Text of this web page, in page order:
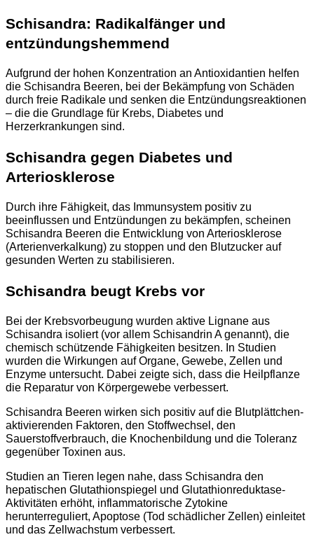
Schisandra: Radikalfänger und
entzündungshemmend
Aufgrund der hohen Konzentration an Antioxidantien helfen
die Schisandra Beeren, bei der Bekämpfung von Schäden
durch freie Radikale und senken die Entzündungsreaktionen
– die die Grundlage für Krebs, Diabetes und
Herzerkrankungen sind.
Schisandra gegen Diabetes und
Arteriosklerose
Durch ihre Fähigkeit, das Immunsystem positiv zu
beeinflussen und Entzündungen zu bekämpfen, scheinen
Schisandra Beeren die Entwicklung von Arteriosklerose
(Arterienverkalkung) zu stoppen und den Blutzucker auf
gesunden Werten zu stabilisieren.
Schisandra beugt Krebs vor
Bei der Krebsvorbeugung wurden aktive Lignane aus
Schisandra isoliert (vor allem Schisandrin A genannt), die
chemisch schützende Fähigkeiten besitzen. In Studien
wurden die Wirkungen auf Organe, Gewebe, Zellen und
Enzyme untersucht. Dabei zeigte sich, dass die Heilpflanze
die Reparatur von Körpergewebe verbessert.
Schisandra Beeren wirken sich positiv auf die Blutplättchen-
aktivierenden Faktoren, den Stoffwechsel, den
Sauerstoffverbrauch, die Knochenbildung und die Toleranz
gegenüber Toxinen aus.
Studien an Tieren legen nahe, dass Schisandra den
hepatischen Glutathionspiegel und Glutathionreduktase-
Aktivitäten erhöht, inflammatorische Zytokine
herunterreguliert, Apoptose (Tod schädlicher Zellen) einleitet
und das Zellwachstum verbessert.